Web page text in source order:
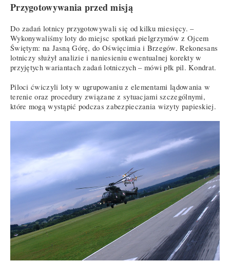
Przygotowywania przed misją
Do zadań lotnicy przygotowywali się od kilku miesięcy. –
Wykonywaliśmy loty do miejsc spotkań pielgrzymów z Ojcem
Świętym: na Jasną Górę, do Oświęcimia i Brzegów. Rekonesans
lotniczy służył analizie i naniesieniu ewentualnej korekty w
przyjętych wariantach zadań lotniczych – mówi płk pil. Kondrat.
Piloci ćwiczyli loty w ugrupowaniu z elementami lądowania w
terenie oraz procedury związane z sytuacjami szczególnymi,
które mogą wystąpić podczas zabezpieczania wizyty papieskiej.